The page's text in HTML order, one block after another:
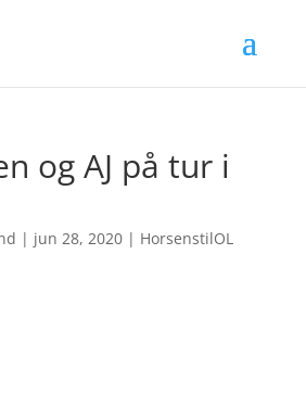
og AJ på tur i
| jun 28, 2020| HorsenstilOL